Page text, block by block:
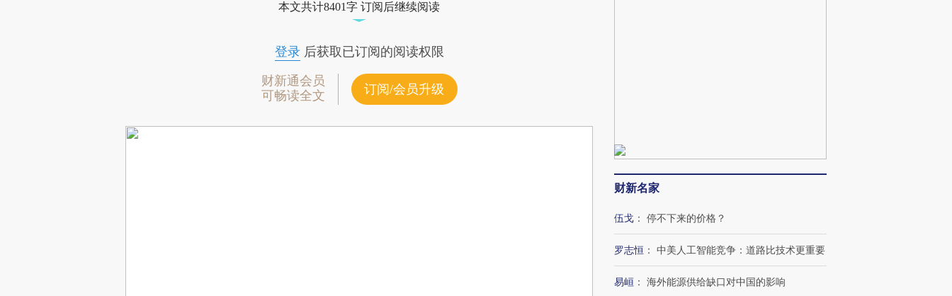
本文共计8401字 订阅后继续阅读
登录后获取已订阅的阅读权限
财新通会员
可畅读全文
订阅/会员升级
财新名家
伍戈 ： 停不下来的价格？
罗志恒 ： 中美人工智能竞争：道路比技术更重要
易峘 ： 海外能源供给缺口对中国的影响